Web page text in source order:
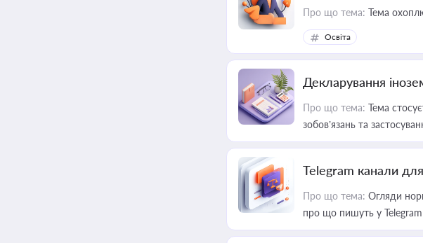
Про що тема: Тема
Освіта
Декларування
Про що тема: Тема
зобов’язань та
Telegram канали
Про що тема: Огляди
про що пишуть у Telegram